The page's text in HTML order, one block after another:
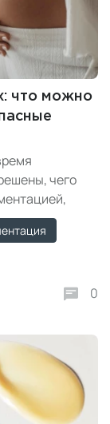
что можно
чего
0